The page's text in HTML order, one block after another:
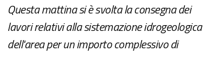
Questa mattina si è svolta la consegna dei
lavori relativi alla sistemazione idrogeologica
dell'area per un importo complessivo di